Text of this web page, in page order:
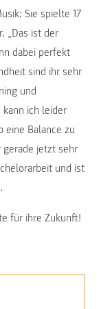
Sie spielte 17
„Das ist der
dabei perfekt
sind ihr sehr
und
kann ich leider
eine Balance zu
gerade jetzt sehr
und ist
für ihre Zukunft!